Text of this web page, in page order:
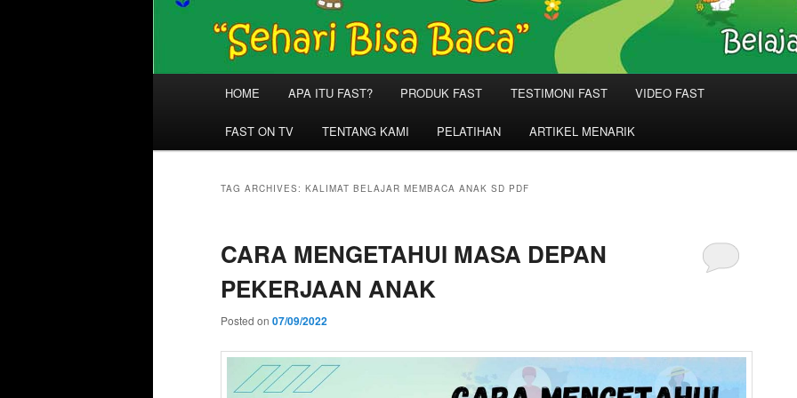
HOME APA ITU FAST? PRODUK FAST TESTIMONI FAST VIDEO FAST
FAST ON TV TENTANG KAMI PELATIHAN ARTIKEL MENARIK
TAG ARCHIVES: KALIMAT BELAJAR MEMBACA ANAK SD PDF
CARA MENGETAHUI MASA DEPAN
PEKERJAAN ANAK
Posted on 07/09/2022